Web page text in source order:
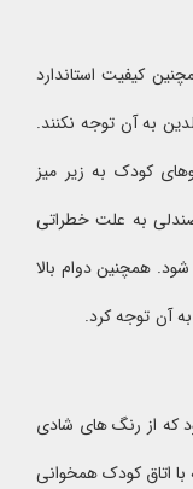
کیفیت استاندارد
به آن توجه نکنند.
کودک به زیر میز
صندلی به علت خطراتی
همچنین دوام بالا
به آن توجه کرد.
که از رنگ های شادی
اتاق کودک همخوانی